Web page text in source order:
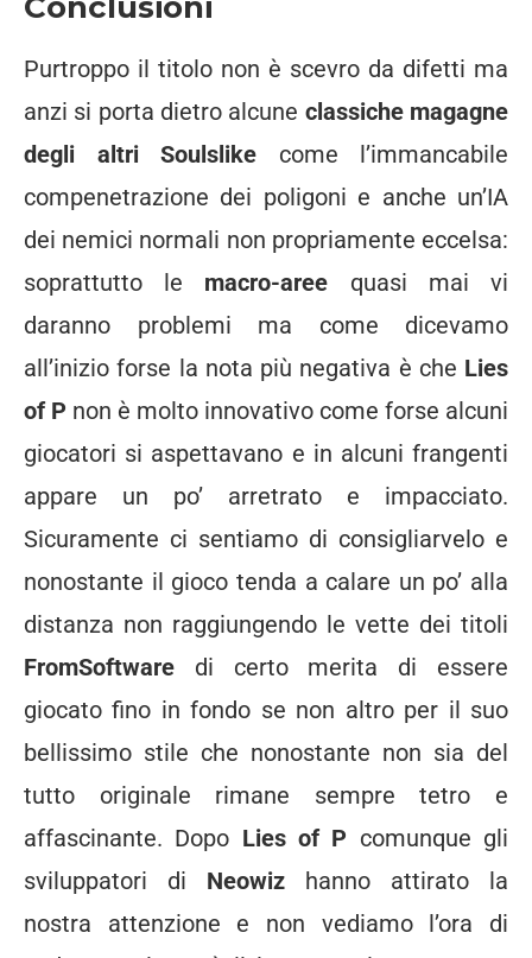
Purtroppo il titolo non è scevro da difetti ma
anzi si porta dietro alcune classiche magagne
degli altri Soulslike come l’immancabile
compenetrazione dei poligoni e anche un’IA
dei nemici normali non propriamente eccelsa:
soprattutto le macro-aree quasi mai vi
daranno problemi ma come dicevamo
all’inizio forse la nota più negativa è che Lies
of P non è molto innovativo come forse alcuni
giocatori si aspettavano e in alcuni frangenti
appare un po’ arretrato e impacciato.
Sicuramente ci sentiamo di consigliarvelo e
nonostante il gioco tenda a calare un po’ alla
distanza non raggiungendo le vette dei titoli
FromSoftware di certo merita di essere
giocato fino in fondo se non altro per il suo
bellissimo stile che nonostante non sia del
tutto originale rimane sempre tetro e
affascinante. Dopo Lies of P comunque gli
sviluppatori di Neowiz hanno attirato la
nostra attenzione e non vediamo l’ora di